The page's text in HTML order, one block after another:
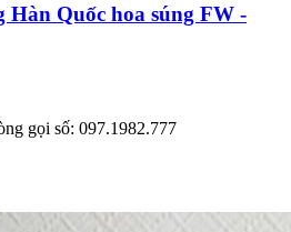
Quốc hoa súng FW -
gọi số: 097.1982.777